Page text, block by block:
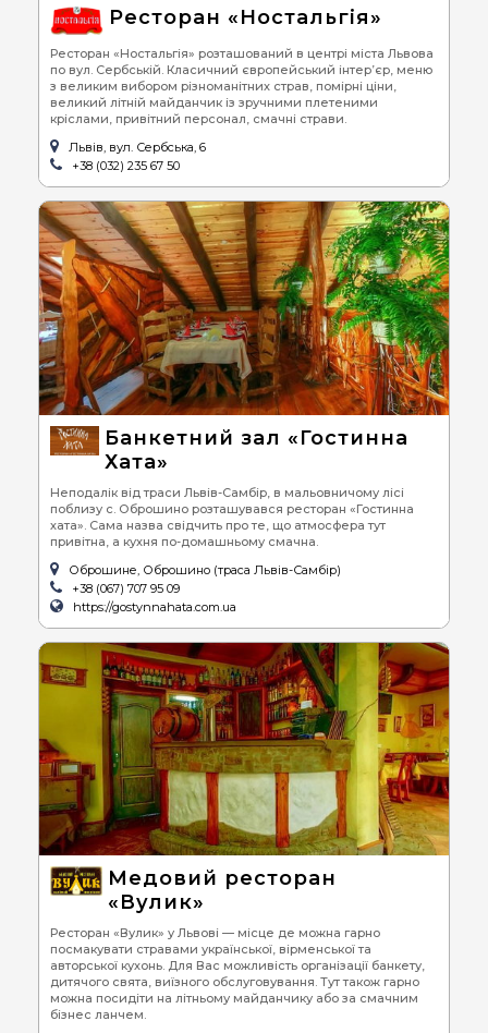
Ресторан «Ностальгія»
Ресторан «Ностальгія» розташований в центрі міста Львова
по вул. Сербській. Класичний європейський інтер’єр, меню
з великим вибором різноманітних страв, помірні ціни,
великий літній майданчик із зручними плетеними
кріслами, привітний персонал, смачні страви.
Львів, вул. Сербська, 6
+38 (032) 235 67 50
Банкетний зал «Гостинна
Хата»
Неподалік від траси Львів-Самбір, в мальовничому лісі
поблизу с. Оброшино розташувався ресторан «Гостинна
хата». Сама назва свідчить про те, що атмосфера тут
привітна, а кухня по-домашньому смачна.
Оброшине, Оброшино (траса Львів-Самбір)
+38 (067) 707 95 09
https://gostynnahata.com.ua
Медовий ресторан
«Вулик»
Ресторан «Вулик» у Львові — місце де можна гарно
посмакувати стравами української, вірменської та
авторської кухонь. Для Вас можливість організації банкету,
дитячого свята, виїзного обслуговування. Тут також гарно
можна посидіти на літньому майданчику або за смачним
бізнес ланчем.